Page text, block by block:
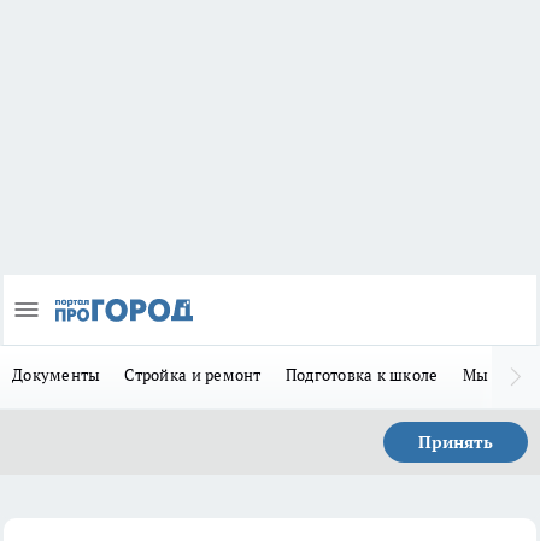
Документы Стройка и ремонт Подготовка к школе Мы в MAX
Принять